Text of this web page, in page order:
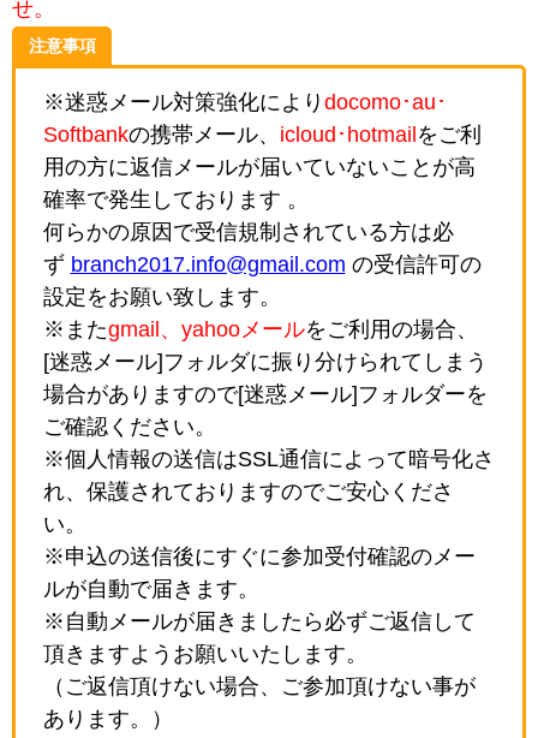
せ。
注意事項
※迷惑メール対策強化により docomo･au･
Softbankの携帯メール、 icloud･hotmail をご利
用の方に返信メールが届いていないことが高
確率で発生しております 。
何らかの原因で受信規制されている方は必
ず branch2017.info@gmail.com の受信許可の
設定をお願い致します。
※またgmail、yahooメールをご利用の場合、
[迷惑メール]フォルダに振り分けられてしまう
場合がありますので[迷惑メール]フォルダーを
ご確認ください。
※個人情報の送信はSSL通信によって暗号化さ
れ、保護されておりますのでご安心くださ
い。
※申込の送信後にすぐに参加受付確認のメー
ルが自動で届きます。
※自動メールが届きましたら必ずご返信して
頂きますようお願いいたします。
（ご返信頂けない場合、ご参加頂けない事が
あります。）